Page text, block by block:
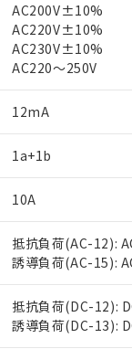
AC200V±10%
AC220V±10%
AC230V±10%
AC220～250V
12mA
1a+1b
10A
抵抗負荷(AC-12):
誘導負荷(AC-15):
抵抗負荷(DC-12):
誘導負荷(DC-13):
ご利用条件
くもので
当社制御
在庫状況
のであり
い。
正式な納
当社販売
※1 対応状況
対応済み：
対応予定：EU
対応予定なし：
調査・確認中：
仕入先様の事
があります。
*EU RoHS指令（10物
鉛(Pb) 1000ppm以
フタル酸ビス(2-エチ
ル（DBP）
但し、RoHS指令で
フタル酸エステル類
※1 中国
「○」：最大均
「×」：最大均
「－」：未確認
*中国RoHS10物質の
Pb(鉛) :1000ppm、
Cr(Ⅵ)(六価クロム) :
DEHP(フタル酸ビス
う）を輸
などの必
当社は規
ます。
当社は貴
置等に一
記
号
説明
○ 一定